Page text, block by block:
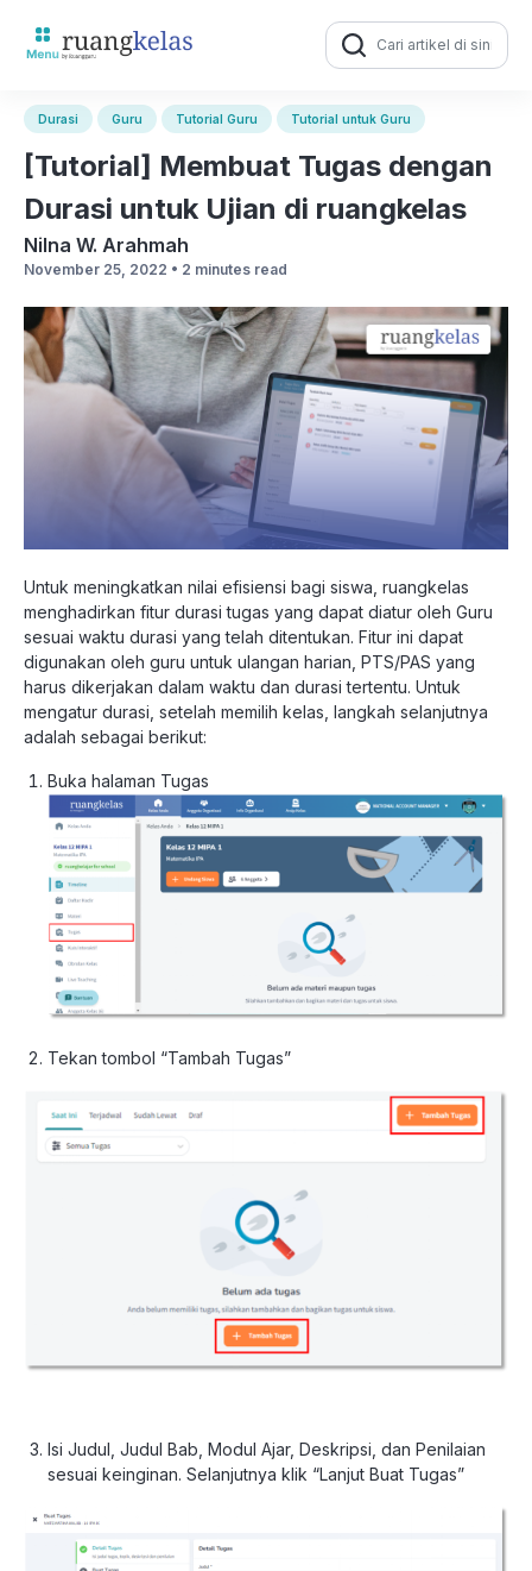
Search
for:
Durasi Guru Tutorial Guru Tutorial untuk Guru
[Tutorial] Membuat Tugas dengan
Durasi untuk Ujian di ruangkelas
Nilna W. Arahmah
November 25, 2022 • 2 minutes read
Untuk meningkatkan nilai efisiensi bagi siswa, ruangkelas
menghadirkan fitur durasi tugas yang dapat diatur oleh Guru
sesuai waktu durasi yang telah ditentukan. Fitur ini dapat
digunakan oleh guru untuk ulangan harian, PTS/PAS yang
harus dikerjakan dalam waktu dan durasi tertentu. Untuk
mengatur durasi, setelah memilih kelas, langkah selanjutnya
adalah sebagai berikut:
Buka halaman Tugas
Tekan tombol “Tambah Tugas”
Isi Judul, Judul Bab, Modul Ajar, Deskripsi, dan Penilaian
sesuai keinginan. Selanjutnya klik “Lanjut Buat Tugas”